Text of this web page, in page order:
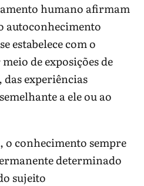
humano afirmam
autoconhecimento
estabelece com o
de exposições de
experiências
a ele ou ao
conhecimento sempre
determinado
sujeito